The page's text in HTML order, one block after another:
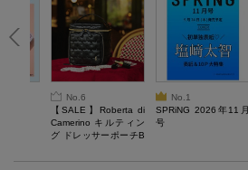
No.6
【SALE】Roberta di
Camerino キルティン
グ ドレッサーポーチB
No.1
SPRiNG 2026年11月
号